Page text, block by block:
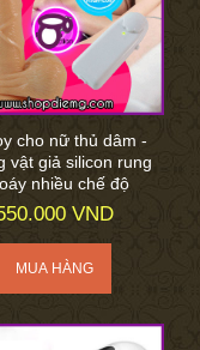
cho nữ thủ dâm -
vật giả silicon rung
nhiều chế độ
VND